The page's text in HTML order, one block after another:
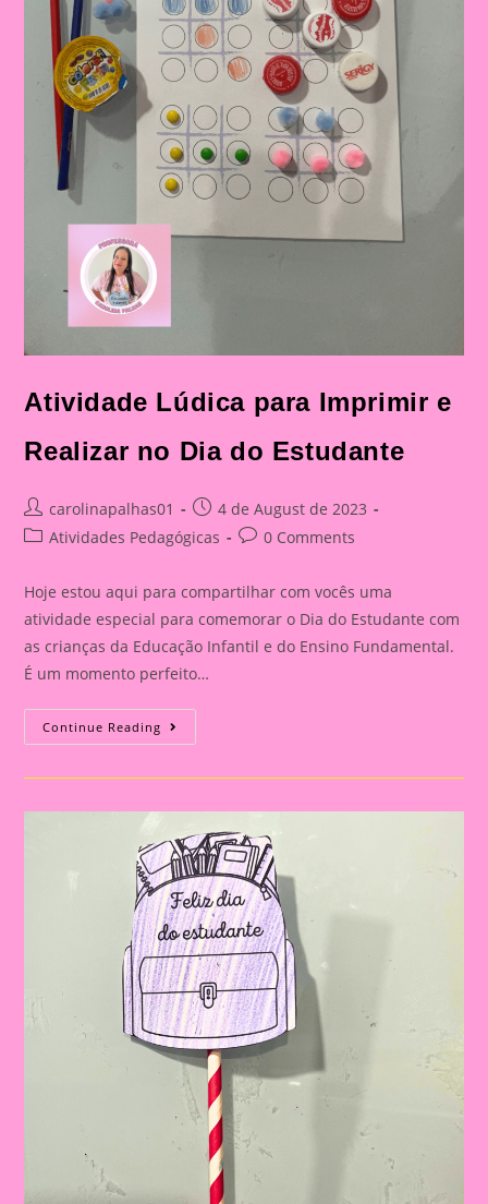
Atividade Lúdica para Imprimir e
Realizar no Dia do Estudante
Post
author:
carolinapalhas01
Post
published:
4 de August de 2023
PostAtividades Pedagógicas
Post0 Comments
Hoje estou aqui para compartilhar com vocês uma
atividade especial para comemorar o Dia do Estudante com
as crianças da Educação Infantil e do Ensino Fundamental.
É um momento perfeito…
Continue Reading Atividade
Lúdica
Imprimir
No
Dia
Do
Estudante